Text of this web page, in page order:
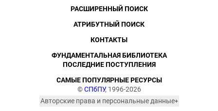
©СПбПУ, 1996-2026
Авторские права и персональные данные
РАСШИРЕННЫЙ ПОИСК
АТРИБУТНЫЙ ПОИСК
КОНТАКТЫ
ФУНДАМЕНТАЛЬНАЯ БИБЛИОТЕКА
ПОСЛЕДНИЕ ПОСТУПЛЕНИЯ
САМЫЕ ПОПУЛЯРНЫЕ РЕСУРСЫ